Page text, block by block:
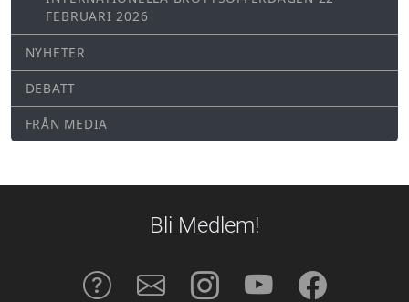
FEBRUARI 2026
NYHETER
DEBATT
FRÅN MEDIA
Bli Medlem!